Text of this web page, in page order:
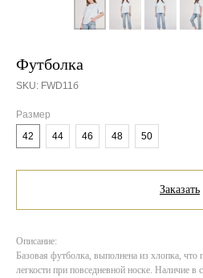
Футболка
SKU: FWD11б
Размер
42
44 46 48 50
Заказать
Описание:
Базовая футболка, выполнена из хлопка, что
легкости при повседневной носке. Наличие в